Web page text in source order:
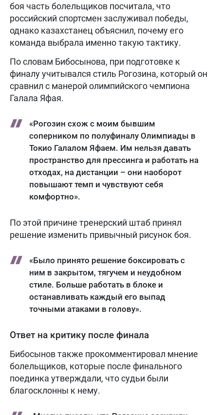
боя часть болельщиков посчитала, что
российский спортсмен заслуживал победы,
однако казахстанец объяснил, почему его
команда выбрала именно такую тактику.
По словам Бибосынова, при подготовке к
финалу учитывался стиль Рогозина, который он
сравнил с манерой олимпийского чемпиона
Галала Яфая.
«Рогозин схож с моим бывшим
соперником по полуфиналу Олимпиады в
Токио Галалом Яфаем. Им нельзя давать
пространство для прессинга и работать на
отходах, на дистанции – они наоборот
повышают темп и чувствуют себя
комфортно».
По этой причине тренерский штаб принял
решение изменить привычный рисунок боя.
«Было принято решение боксировать с
ним в закрытом, тягучем и неудобном
стиле. Больше работать в блоке и
останавливать каждый его выпад
точными атаками в голову».
Ответ на критику после финала
Бибосынов также прокомментировал мнение
болельщиков, которые после финального
поединка утверждали, что судьи были
благосклонны к нему.